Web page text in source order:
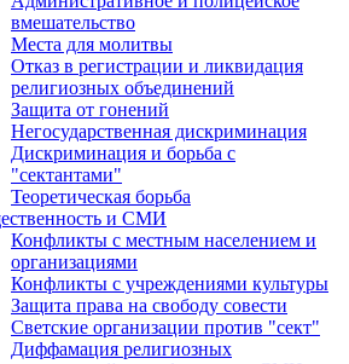
вмешательство
Места для молитвы
Отказ в регистрации и ликвидация
религиозных объединений
Защита от гонений
Негосударственная дискриминация
Дискриминация и борьба с
"сектантами"
Теоретическая борьба
и СМИ
Конфликты с местным населением и
организациями
Конфликты с учреждениями культуры
Защита права на свободу совести
Светские организации против "сект"
Диффамация религиозных